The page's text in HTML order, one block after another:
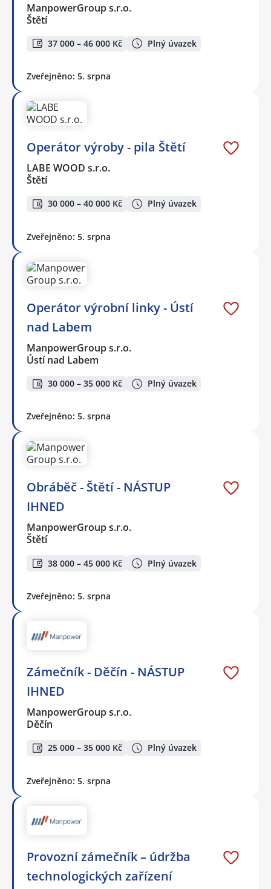
ManpowerGroup s.r.o.
Štětí
37 000 – 46 000 Kč Plný úvazek
Zveřejněno: 5. srpna
Operátor výroby - pila Štětí
LABE WOOD s.r.o.
Štětí
30 000 – 40 000 Kč Plný úvazek
Zveřejněno: 5. srpna
Operátor výrobní linky - Ústí
nad Labem
ManpowerGroup s.r.o.
Ústí nad Labem
30 000 – 35 000 Kč Plný úvazek
Zveřejněno: 5. srpna
Obráběč - Štětí - NÁSTUP
IHNED
ManpowerGroup s.r.o.
Štětí
38 000 – 45 000 Kč Plný úvazek
Zveřejněno: 5. srpna
Zámečník - Děčín - NÁSTUP
IHNED
ManpowerGroup s.r.o.
Děčín
25 000 – 35 000 Kč Plný úvazek
Zveřejněno: 5. srpna
Provozní zámečník – údržba
technologických zařízení